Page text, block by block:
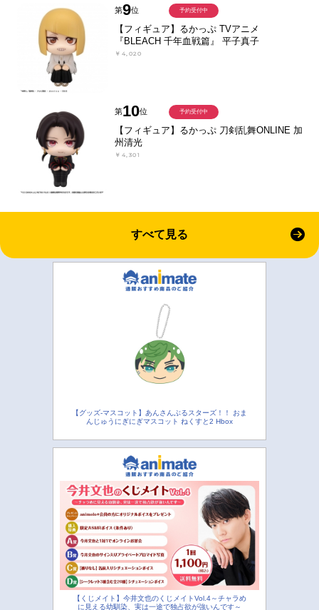
第9位
【フィギュア】るかっぷ TVアニメ
『BLEACH 千年血戦篇』 平子真子
￥4,020
予約受付中
第10位
【フィギュア】るかっぷ 刀剣乱舞ONLINE 加
州清光
￥4,301
予約受付中
すべて見る
【グッズ-マスコット】あんさんぶるスターズ！！ おま
んじゅうにぎにぎマスコット ねくすと2 Hbox
【くじメイト】今井文也のくじメイトVol.4～チャラめ
に見える幼馴染、実は一途で独占欲が強いんです～